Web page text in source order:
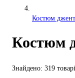
Костюм
Костюм
Знайдено: 319